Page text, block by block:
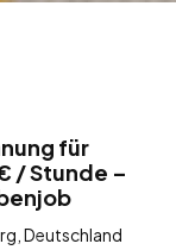
für
/ Stunde –
Deutschland